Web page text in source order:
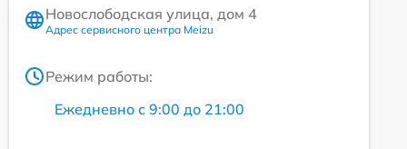
Новослободская улица, дом 4
Адрес сервисного центра Meizu
Режим работы:
Ежедневно с 9:00 до 21:00